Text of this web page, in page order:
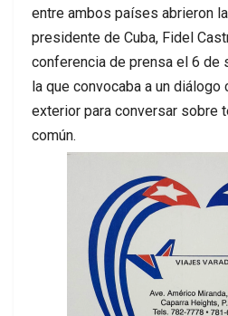
entre ambos países abrieron
presidente de Cuba, Fidel
conferencia de prensa el 6 de
la que convocaba a un
exterior para conversar sobre
común.